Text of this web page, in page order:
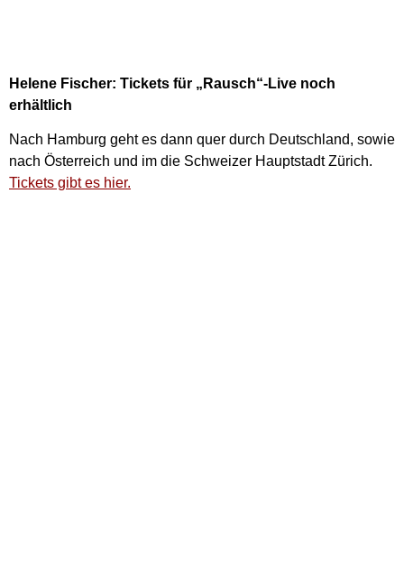
Helene Fischer: Tickets für „Rausch“-Live noch
erhältlich
Nach Hamburg geht es dann quer durch Deutschland, sowie
nach Österreich und im die Schweizer Hauptstadt Zürich.
Tickets gibt es hier.